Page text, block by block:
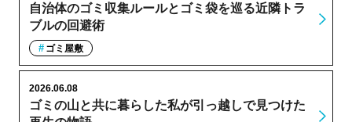
自治体のゴミ収集ルールとゴミ袋を巡る近隣トラ
ブルの回避術
ゴミ屋敷
ゴミの山と共に暮らした私が引っ越しで見つけた
2026.06.08